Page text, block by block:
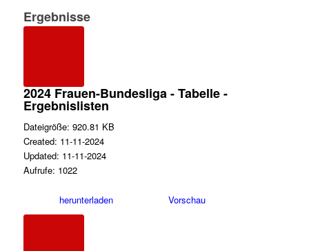
Ergebnisse
2024 Frauen-Bundesliga - Tabelle -
Ergebnislisten
Dateigröße: 920.81 KB
Created: 11-11-2024
Updated: 11-11-2024
Aufrufe: 1022
herunterladen Vorschau